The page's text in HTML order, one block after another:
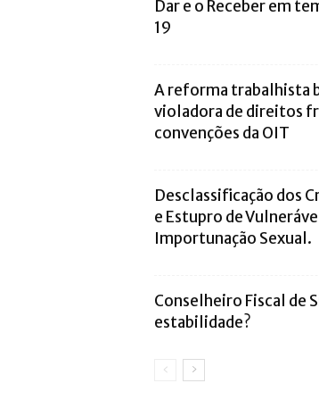
Dar e o Receber em
19
A reforma trabalhista
violadora de direitos
convenções da OIT
Desclassificação dos
e Estupro de
Importunação Sexual.
Conselheiro Fiscal de
estabilidade?